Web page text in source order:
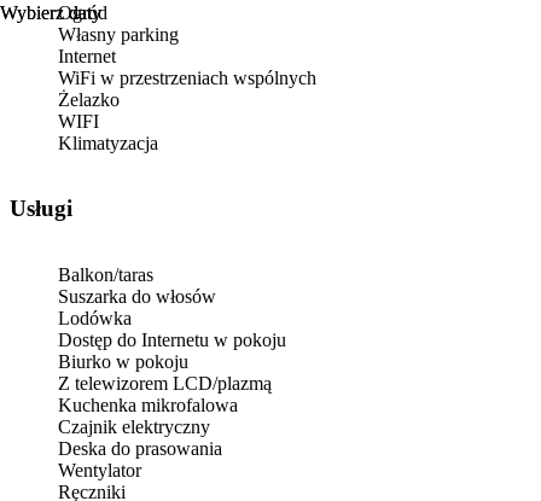
Wybierz daty
Wybierz daty
Ogród
Własny parking
Internet
WiFi w przestrzeniach wspólnych
Żelazko
WIFI
Klimatyzacja
Usługi
Balkon/taras
Suszarka do włosów
Lodówka
Dostęp do Internetu w pokoju
Biurko w pokoju
Z telewizorem LCD/plazmą
Kuchenka mikrofalowa
Czajnik elektryczny
Deska do prasowania
Wentylator
Ręczniki